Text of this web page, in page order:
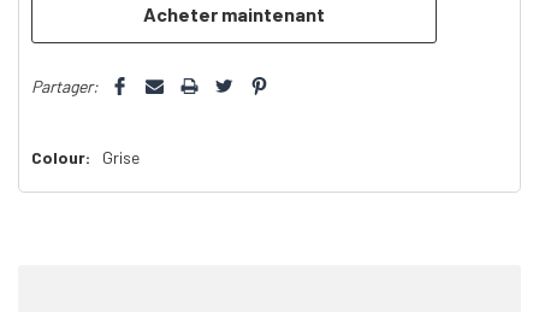
Partager:
Colour: Grise